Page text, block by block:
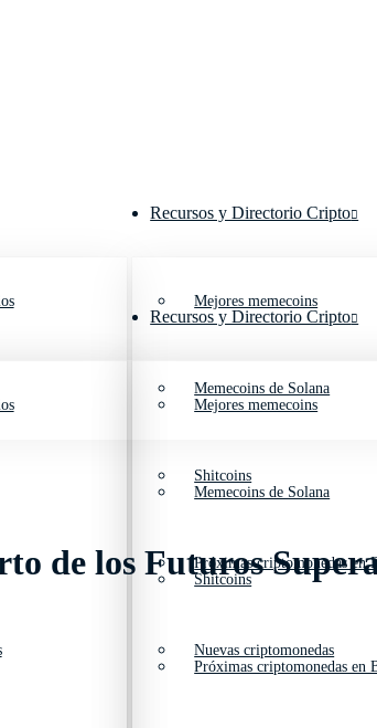
Recursos y Directorio Cripto
Mejores memecoins
Memecoins de Solana
Shitcoins
Próximas criptomonedas en
Nuevas criptomonedas
Recursos y Directorio Cripto
Mejores memecoins
Memecoins de Solana
Shitcoins
Próximas criptomonedas en
de los Futuros